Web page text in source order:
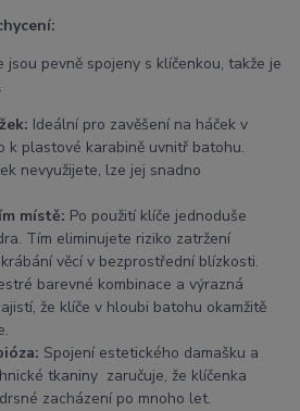
jsou pevně spojeny s klíčenkou, takže je
Ideální pro zavěšení na háček v
k plastové karabině uvnitř batohu.
nevyužijete, lze jej snadno
místě: Po použití klíče jednoduše
Tím eliminujete riziko zatržení
věcí v bezprostřední blízkosti.
barevné kombinace a výrazná
že klíče v hloubi batohu okamžitě
Spojení estetického damašku a
tkaniny zaručuje, že klíčenka
zacházení po mnoho let.